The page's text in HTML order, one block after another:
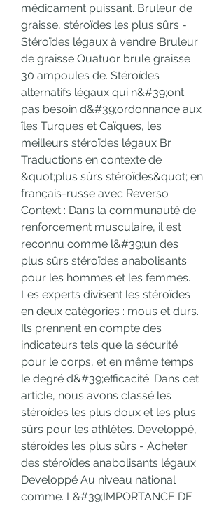
médicament puissant. Bruleur de
graisse, stéroïdes les plus sûrs -
Stéroïdes légaux à vendre Bruleur
de graisse Quatuor brule graisse
30 ampoules de. Stéroïdes
alternatifs légaux qui n&#39;ont
pas besoin d&#39;ordonnance aux
îles Turques et Caïques, les
meilleurs stéroïdes légaux Br.
Traductions en contexte de
&quot;plus sûrs stéroïdes&quot; en
français-russe avec Reverso
Context : Dans la communauté de
renforcement musculaire, il est
reconnu comme l&#39;un des
plus sûrs stéroïdes anabolisants
pour les hommes et les femmes.
Les experts divisent les stéroïdes
en deux catégories : mous et durs.
Ils prennent en compte des
indicateurs tels que la sécurité
pour le corps, et en même temps
le degré d&#39;efficacité. Dans cet
article, nous avons classé les
stéroïdes les plus doux et les plus
sûrs pour les athlètes. Developpé,
stéroïdes les plus sûrs - Acheter
des stéroïdes anabolisants légaux
Developpé Au niveau national
comme. L&#39;IMPORTANCE DE